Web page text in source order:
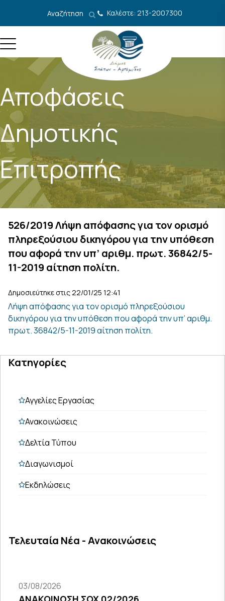
Αναζήτηση Καλέστε: 213-2007300
Αποφάσεις
Δημοτικής
Επιτροπής
526/2019 Λήψη απόφασης για τον ορισμό
πληρεξούσιου δικηγόρου για την υπόθεση
που αφορά την υπ’ αριθμ. πρωτ. 36842/5-
11-2019 αίτηση πολίτη.
Δημοσιεύτηκε στις 22/01/25 12:41
Λήψη απόφασης για τον ορισμό πληρεξούσιου
δικηγόρου για την υπόθεση που αφορά την υπ’ αριθμ.
πρωτ. 36842/5-11-2019 αίτηση πολίτη.
Κατηγορίες
Αγγελίες Εργασίας
Ανακοινώσεις
Δελτία Τύπου
Διαγωνισμοί
Εκδηλώσεις
Τελευταία Νέα - Ανακοινώσεις
03/08/2026